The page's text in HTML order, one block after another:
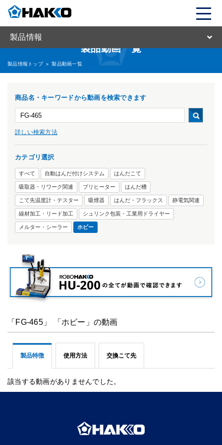
製品情報
製品動画一覧
製品情報トップ > 製品動画一覧
商品名・キーワードから動画を検索できます
詳しい検索方法
カテゴリ選択
すべて 自動はんだ付けシステム はんだこて
吸取器・リワーク関連 プリヒーター はんだ槽
こて先温度計・テスター 吸煙器 はんだ・フラックス 静電気関連
線材加工・リード加工 シュリンク包装・工業用ドライヤー
メルター・シーラー ホビー
「FG-465」 「ホビー」の動画
製品特徴 使用方法 交換こて先
該当する動画がありませんでした。